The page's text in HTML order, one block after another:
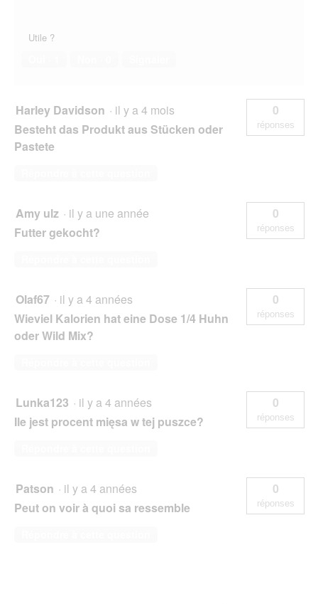
Utile ?
Harley Davidson · il y a 4 mois
Besteht das Produkt aus Stücken oder
Pastete
0
réponses
Amy ulz · il y a une année
Futter gekocht?
0
réponses
Olaf67 · il y a 4 années
Wieviel Kalorien hat eine Dose 1/4 Huhn
oder Wild Mix?
0
réponses
Lunka123 · il y a 4 années
Ile jest procent mięsa w tej puszce?
0
réponses
Patson · il y a 4 années
Peut on voir à quoi sa ressemble
0
réponses